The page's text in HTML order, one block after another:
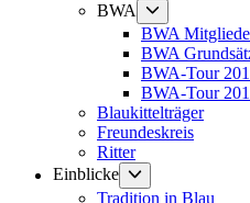
BWA
anzeigen
BWA
BWA
BWA-Tour
BWA-Tour
Blaukittelträger
Freundeskreis
Ritter
Einblicke
Untermenü
anzeigen
Tradition in Blau